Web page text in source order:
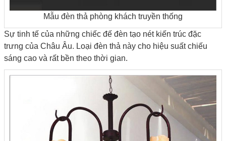
Mẫu đèn thả phòng khách truyền thống
Sự tinh tế của những chiếc đế đèn tạo nét kiến trúc đặc
trưng của Châu Âu. Loại đèn thả này cho hiệu suất chiếu
sáng cao và rất bền theo thời gian.